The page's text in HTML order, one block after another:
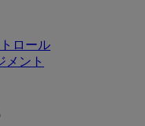
ロール
メント